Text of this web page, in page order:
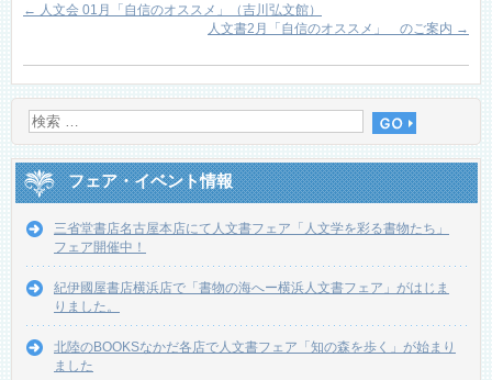
← 人文会 01月「自信のオススメ」（吉川弘文館）
人文書2月「自信のオススメ」 のご案内 →
フェア・イベント情報
三省堂書店名古屋本店にて人文書フェア「人文学を彩る書物たち」
フェア開催中！
紀伊國屋書店横浜店で「書物の海へー横浜人文書フェア」がはじま
りました。
北陸のBOOKSなかだ各店で人文書フェア「知の森を歩く」が始まり
ました